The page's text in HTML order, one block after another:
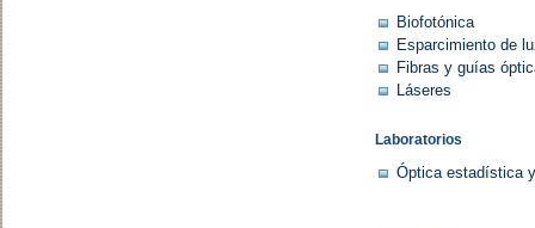
Biofotónica
Esparcimiento de
Fibras y guías
Láseres
Laboratorios
Óptica estadística